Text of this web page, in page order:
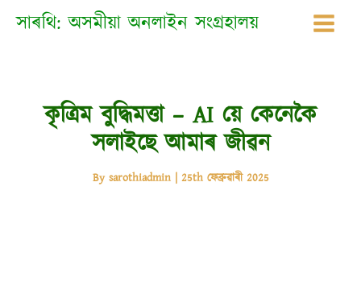
সাৰথি: অসমীয়া অনলাইন সংগ্ৰহালয়
কৃত্ৰিম বুদ্ধিমত্তা – AI য়ে কেনেকৈ
সলাইছে আমাৰ জীৱন
By sarothiadmin | 25th ফেব্ৰুৱাৰী 2025